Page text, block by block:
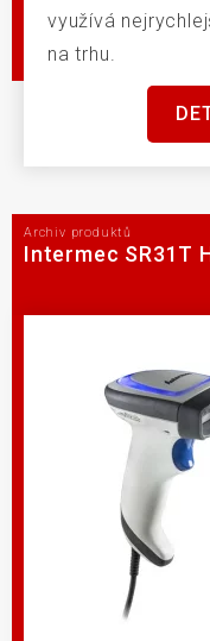
využívá
na trhu.
Archiv produktů
Intermec SR31T